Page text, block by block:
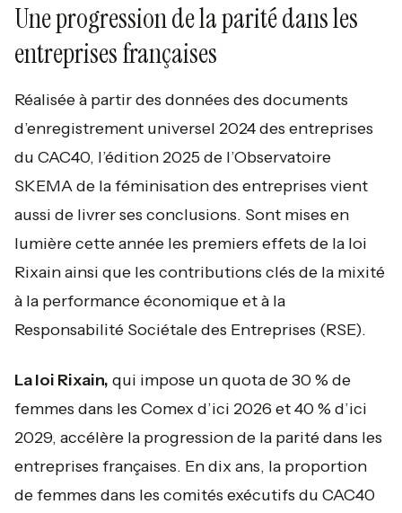
Une progression de la parité dans les
entreprises françaises
Réalisée à partir des données des documents
d’enregistrement universel 2024 des entreprises
du CAC40, l’édition 2025 de l’Observatoire
SKEMA de la féminisation des entreprises vient
aussi de livrer ses conclusions. Sont mises en
lumière cette année les premiers effets de la loi
Rixain ainsi que les contributions clés de la mixité
à la performance économique et à la
Responsabilité Sociétale des Entreprises (RSE).
La loi Rixain, qui impose un quota de 30 % de
femmes dans les Comex d’ici 2026 et 40 % d’ici
2029, accélère la progression de la parité dans les
entreprises françaises. En dix ans, la proportion
de femmes dans les comités exécutifs du CAC40